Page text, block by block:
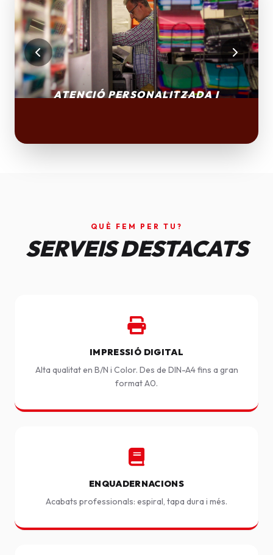
QUÈ FEM PER TU?
SERVEIS DESTACATS
IMPRESSIÓ DIGITAL
Alta qualitat en B/N i Color. Des de DIN-A4 fins a gran
format A0.
ENQUADERNACIONS
Acabats professionals: espiral, tapa dura i més.